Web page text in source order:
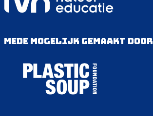
Mede mogelijk gemaakt door